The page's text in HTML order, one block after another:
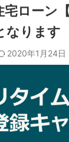
ローン
なります
2020年1月24日